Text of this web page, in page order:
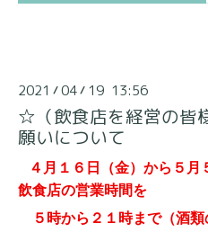
2021 /04/ 19 13:56
☆（飲食店を経営の皆
願いについて
４月１６日（金）から５月
飲食店の営業時間を
５時から２１時まで（酒